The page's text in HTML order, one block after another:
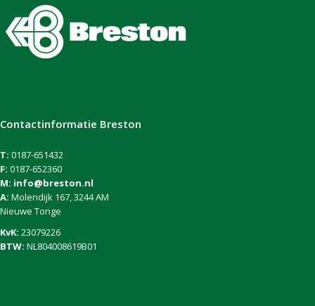
Contactinformatie Breston
T: 0187-651432
F: 0187-652360
M: info@breston.nl
A: Molendijk 167, 3244 AM
Nieuwe Tonge
KvK: 23079226
BTW: NL804008619B01